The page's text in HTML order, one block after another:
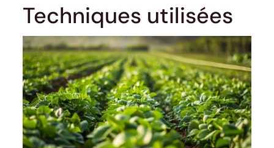
Techniques utilisées